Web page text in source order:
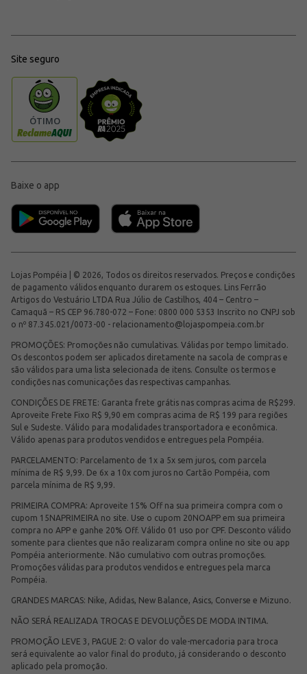
Site seguro
Baixe o app
Lojas Pompéia | © 2026, Todos os direitos reservados. Preços e condições
de pagamento válidos enquanto durarem os estoques. Lins Ferrão
Artigos do Vestuário LTDA Rua Júlio de Castilhos, 404 – Centro –
Camaquã – RS CEP 96.780-072 – Fone: 0800 000 5353 Inscrito no CNPJ sob
o nº 87.345.021/0073-00 - relacionamento@lojaspompeia.com.br
PROMOÇÕES: Promoções não cumulativas. Válidas por tempo limitado.
Os descontos podem ser aplicados diretamente na sacola de compras e
são válidos para uma lista selecionada de itens. Consulte os termos e
condições nas comunicações das respectivas campanhas.
CONDIÇÕES DE FRETE: Garanta frete grátis nas compras acima de R$299.
Aproveite Frete Fixo R$ 9,90 em compras acima de R$ 199 para regiões
Sul e Sudeste. Válido para modalidades transportadora e econômica.
Válido apenas para produtos vendidos e entregues pela Pompéia.
PARCELAMENTO: Parcelamento de 1x a 5x sem juros, com parcela
mínima de R$ 9,99. De 6x a 10x com juros no Cartão Pompéia, com
parcela mínima de R$ 9,99.
PRIMEIRA COMPRA: Aproveite 15% Off na sua primeira compra com o
cupom 15NAPRIMEIRA no site. Use o cupom 20NOAPP em sua primeira
compra no APP e ganhe 20% Off. Válido 01 uso por CPF. Desconto válido
somente para clientes que não realizaram compra online no site ou app
Pompéia anteriormente. Não cumulativo com outras promoções.
Promoções válidas para produtos vendidos e entregues pela marca
Pompéia.
GRANDES MARCAS: Nike, Adidas, New Balance, Asics, Converse e Mizuno.
NÃO SERÁ REALIZADA TROCAS E DEVOLUÇÕES DE MODA INTIMA.
PROMOÇÃO LEVE 3, PAGUE 2: O valor do vale-mercadoria para troca
será equivalente ao valor final do produto, já considerando o desconto
aplicado pela promoção.